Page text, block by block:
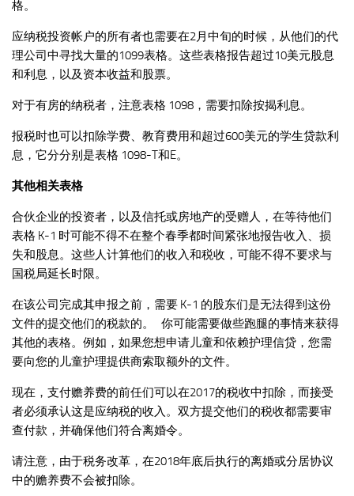
格。
应纳税投资帐户的所有者也需要在2月中旬的时候，从他们的代
理公司中寻找大量的1099表格。这些表格报告超过10美元股息
和利息，以及资本收益和股票。
对于有房的纳税者，注意表格 1098，需要扣除按揭利息。
报税时也可以扣除学费、教育费用和超过600美元的学生贷款利
息，它分分别是表格 1098-T和E。
其他相关表格
合伙企业的投资者，以及信托或房地产的受赠人，在等待他们
表格 K-1 时可能不得不在整个春季都时间紧张地报告收入、损
失和股息。这些人计算他们的收入和税收，可能不得不要求与
国税局延长时限。
在该公司完成其申报之前，需要 K-1 的股东们是无法得到这份
文件的提交他们的税款的。 你可能需要做些跑腿的事情来获得
其他的表格。例如，如果您想申请儿童和依赖护理信贷，您需
要向您的儿童护理提供商索取额外的文件。
现在，支付赡养费的前任们可以在2017的税收中扣除，而接受
者必须承认这是应纳税的收入。双方提交他们的税收都需要审
查付款，并确保他们符合离婚令。
请注意，由于税务改革，在2018年底后执行的离婚或分居协议
中的赡养费不会被扣除。